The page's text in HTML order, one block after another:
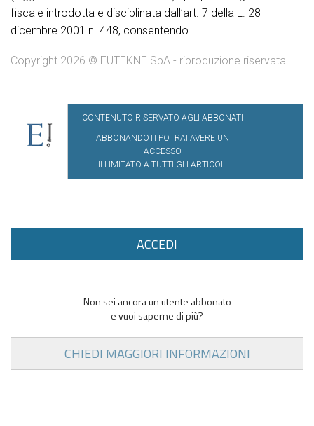
fiscale introdotta e disciplinata dall’art. 7 della L. 28
dicembre 2001 n. 448, consentendo ...
Copyright 2026 © EUTEKNE SpA - riproduzione riservata
CONTENUTO RISERVATO AGLI ABBONATI
ABBONANDOTI POTRAI AVERE UN
ACCESSO
ILLIMITATO A TUTTI GLI ARTICOLI
ACCEDI
Non sei ancora un utente abbonato
e vuoi saperne di più?
CHIEDI MAGGIORI INFORMAZIONI